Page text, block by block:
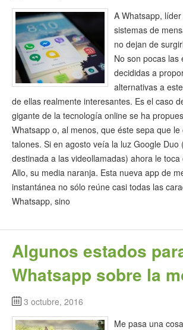
A Whatsapp,
sistemas de
no dejan de
No son pocas las
decididas a
alternativas a
de ellas realmente interesantes. Es el caso
gigante de la tecnología online se ha
Whatsapp o, al menos, que éste sepa que
talones. Si en agosto veía la luz Google Duo
destinada a las videollamadas) ahora le
Allo, su media naranja. Esta nueva app de
instantánea no sólo reúne casi todas las
Whatsapp, sino
Algunos estados
Whatsapp sobre la
3 octubre, 2016
Me pasa una